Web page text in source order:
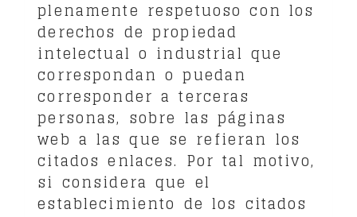
plenamente respetuoso con los
derechos de propiedad
intelectual o industrial que
correspondan o puedan
corresponder a terceras
personas, sobre las páginas
web a las que se refieran los
citados enlaces. Por tal motivo,
si considera que el
establecimiento de los citados